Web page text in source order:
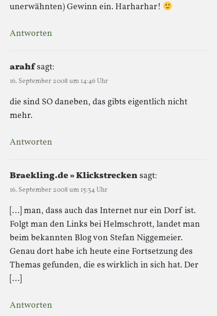
unerwähnten) Gewinn ein. Harharhar!
Antworten
arahfsagt:
16. September 2008 um 14:46 Uhr
die sind SO daneben, das gibts eigentlich nicht
mehr.
Antworten
Braekling.de » Klickstreckensagt:
16. September 2008 um 15:34 Uhr
[…] man, dass auch das Internet nur ein Dorf ist.
Folgt man den Links bei Helmschrott, landet man
beim bekannten Blog von Stefan Niggemeier.
Genau dort habe ich heute eine Fortsetzung des
Themas gefunden, die es wirklich in sich hat. Der
[…]
Antworten